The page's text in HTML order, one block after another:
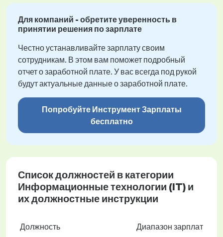
Для компаний - обретите уверенность в
принятии решения по зарплате
Честно устанавливайте зарплату своим
сотрудникам. В этом вам поможет подробный
отчет о заработной плате. У вас всегда под рукой
будут актуальные данные о заработной плате.
Попробуйте Инструмент Зарплаты
бесплатно
Список должностей в категории
Информационные технологии (IT) и
их должностные инструкции
Должность Диапазон зарплат